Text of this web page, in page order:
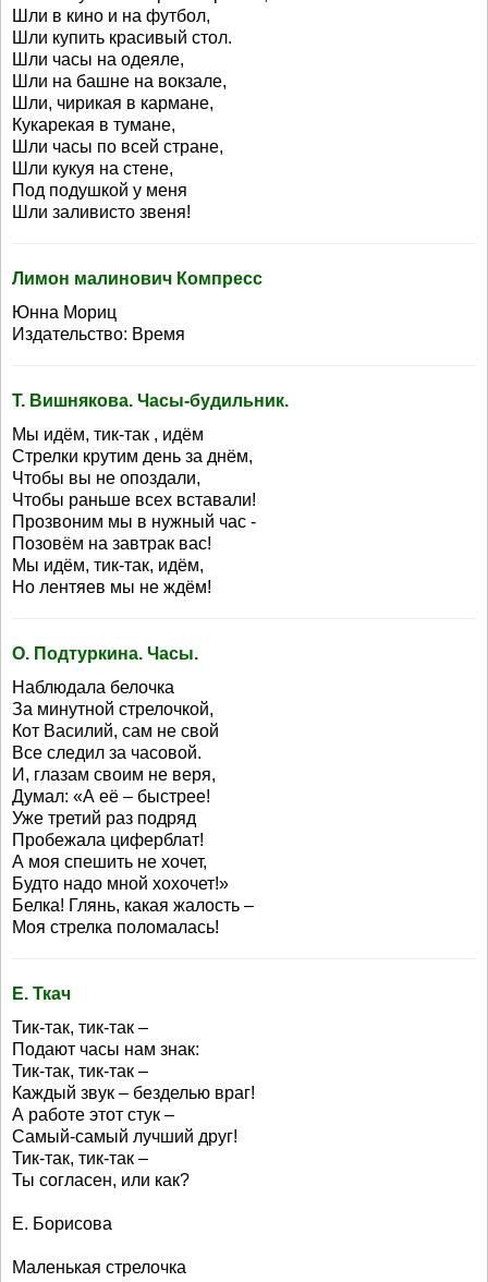
Шли в кино и на футбол,
Шли купить красивый стол.
Шли часы на одеяле,
Шли на башне на вокзале,
Шли, чирикая в кармане,
Кукарекая в тумане,
Шли часы по всей стране,
Шли кукуя на стене,
Под подушкой у меня
Шли заливисто звеня!
Лимон малинович Компресс
Юнна Мориц
Издательство: Время
Т. Вишнякова. Часы-будильник.
Мы идём, тик-так , идём
Стрелки крутим день за днём,
Чтобы вы не опоздали,
Чтобы раньше всех вставали!
Прозвоним мы в нужный час -
Позовём на завтрак вас!
Мы идём, тик-так, идём,
Но лентяев мы не ждём!
О. Подтуркина. Часы.
Наблюдала белочка
За минутной стрелочкой,
Кот Василий, сам не свой
Все следил за часовой.
И, глазам своим не веря,
Думал: «А её – быстрее!
Уже третий раз подряд
Пробежала циферблат!
А моя спешить не хочет,
Будто надо мной хохочет!»
Белка! Глянь, какая жалость –
Моя стрелка поломалась!
Е. Ткач
Тик-так, тик-так –
Подают часы нам знак:
Тик-так, тик-так –
Каждый звук – безделью враг!
А работе этот стук –
Самый-самый лучший друг!
Тик-так, тик-так –
Ты согласен, или как?
Е. Борисова
Маленькая стрелочка